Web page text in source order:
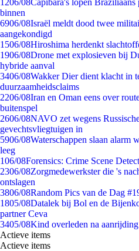
1206/08Capibara's lopen
binnen
6906/08Israël meldt dood twee
aangekondigd
1506/08Hiroshima herdenkt
1906/08Drone met explosieven bij
hybride aanval
3406/08Wakker Dier dient klacht in
duurzaamheidsclaims
2206/08Iran en Oman eens over
buitenspel
2606/08NAVO zet wegens
gevechtsvliegtuigen in
5906/08Waterschappen slaan alarm
leeg
106/08Forensics: Crime Scene
2306/08Zorgmedewerkster die 's
ontslagen
3806/08Random Pics van de Dag
1805/08Datalek bij Bol en de
partner Ceva
3405/08Kind overleden na
Actieve items
Actieve items